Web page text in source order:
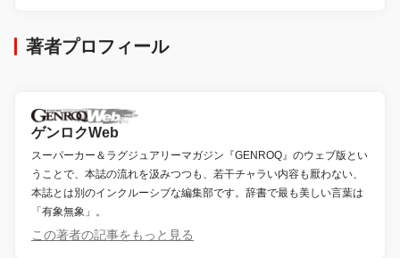
著者プロフィール
ゲンロクWeb
スーパーカー＆ラグジュアリーマガジン『GENROQ』のウェブ版とい
うことで、本誌の流れを汲みつつも、若干チャラい内容も厭わない、
本誌とは別のインクルーシブな編集部です。辞書で最も美しい言葉は
「有象無象」。
この著者の記事をもっと見る